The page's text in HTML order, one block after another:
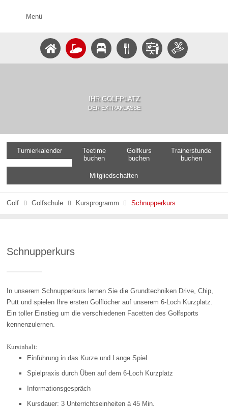
Menü
IHR GOLFPLATZ
DER EXTRAKLASSE
Turnierkalender
Teetime
buchen
Golfkurs
buchen
Trainerstunde
buchen
Mitgliedschaften
Golf  Golfschule  Kursprogramm  Schnupperkurs
Schnupperkurs
In unserem Schnupperkurs lernen Sie die Grundtechniken Drive, Chip,
Putt und spielen Ihre ersten Golflöcher auf unserem 6-Loch Kurzplatz.
Ein toller Einstieg um die verschiedenen Facetten des Golfsports
kennenzulernen.
Kursinhalt:
Einführung in das Kurze und Lange Spiel
Spielpraxis durch Üben auf dem 6-Loch Kurzplatz
Informationsgespräch
Kursdauer: 3 Unterrichtseinheiten à 45 Min.